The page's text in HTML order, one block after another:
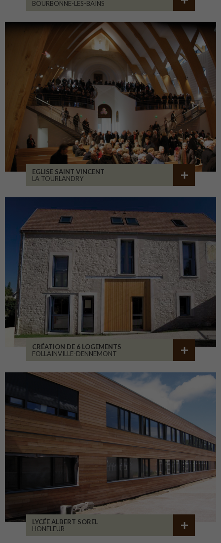
BOURBONNE-LES-BAINS
EGLISE SAINT VINCENT
LA TOURLANDRY
CRÉATION DE 6 LOGEMENTS
FOLLAINVILLE-DENNEMONT
LYCÉE ALBERT SOREL
HONFLEUR